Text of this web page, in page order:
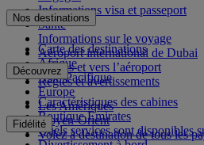
Informations visa et passeport
Santé
Informations sur le voyage
Aéroport international de Dubai
Depuis et vers l’aéroport
Règles et avertissements
Nos destinations
Carte des destinations
Afrique
Asie-Pacifique
Europe
Les Amériques
Moyen-Orient
Volez à destination de tous les
Découvrez
Caractéristiques des cabines
Boutique Emirates
Quels services sont disponibles
Fidélité